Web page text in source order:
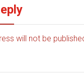
will not be